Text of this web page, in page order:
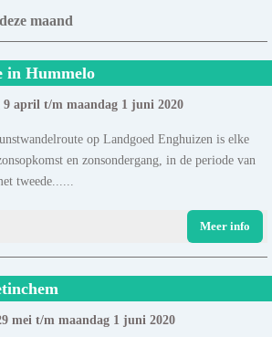
maand
in Hummelo
april t/m maandag 1 juni 2020
op Landgoed Enghuizen is elke
en zonsondergang, in de periode van
tweede......
Meer info
mei t/m maandag 1 juni 2020